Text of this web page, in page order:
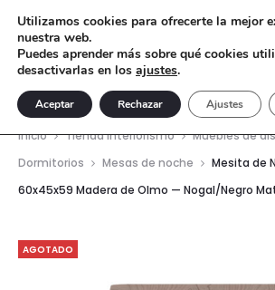
Inicio Tienda interiorismo
Muebles de
Dormitorios
Mesas de noche
Mesita de
60x45x59 Madera de Olmo — Nogal/Negro
AGOTADO
Utilizamos cookies para ofrecerte la mejor
nuestra web.
Puedes aprender más sobre qué cookies
desactivarlas en los ajustes.
Aceptar Rechazar Ajustes